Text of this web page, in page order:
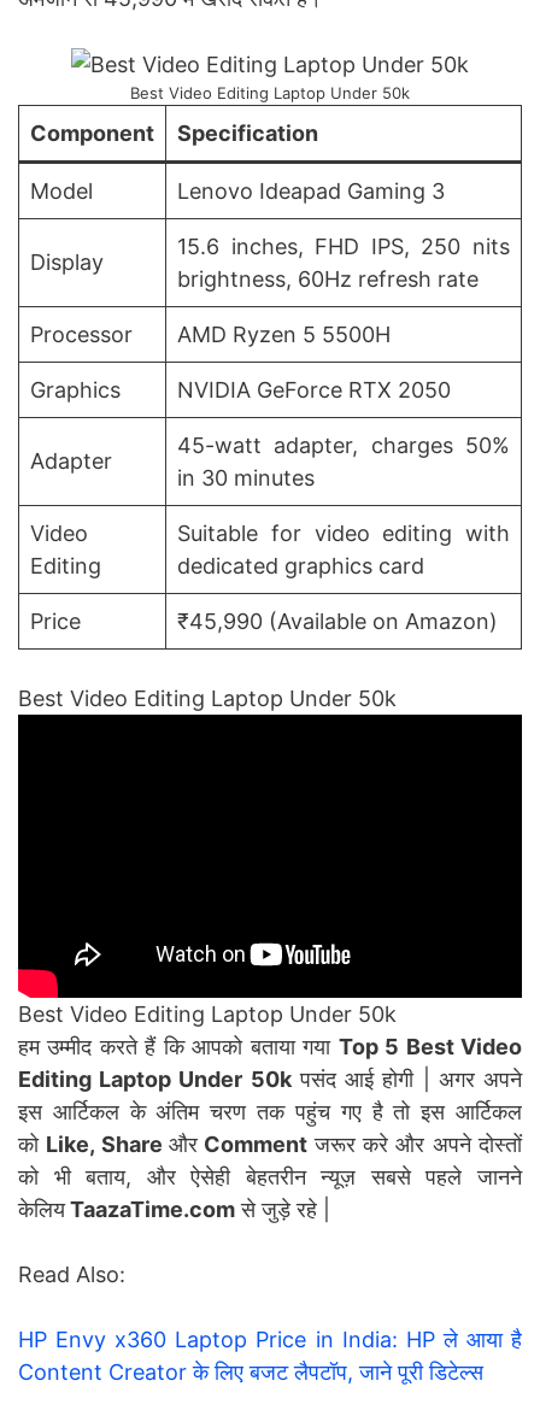
Best Video Editing Laptop Under 50k
Component Specification
Model Lenovo Ideapad Gaming 3
Display
15.6 inches, FHD IPS, 250 nits
brightness, 60Hz refresh rate
Processor AMD Ryzen 5 5500H
Graphics NVIDIA GeForce RTX 2050
Adapter
45-watt adapter, charges 50%
in 30 minutes
Video
Editing
Suitable for video editing with
dedicated graphics card
Price ₹45,990 (Available on Amazon)
Best Video Editing Laptop Under 50k
Best Video Editing Laptop Under 50k
हम उम्मीद करते हैं कि आपको बताया गया Top 5 Best Video
Editing Laptop Under 50kपसंद आई होगी | अगर अपने
इस आर्टिकल के अंतिम चरण तक पहुंच गए है तो इस आर्टिकल
को Like, Shareऔर Commentजरूर करे और अपने दोस्तों
को भी बताय, और ऐसेही बेहतरीन न्यूज़ सबसे पहले जानने
केलियTaazaTime.comसे जुड़े रहे |
Read Also:
HP Envy x360 Laptop Price in India: HP ले आया है
Content Creator के लिए बजट लैपटॉप, जाने पूरी डिटेल्स